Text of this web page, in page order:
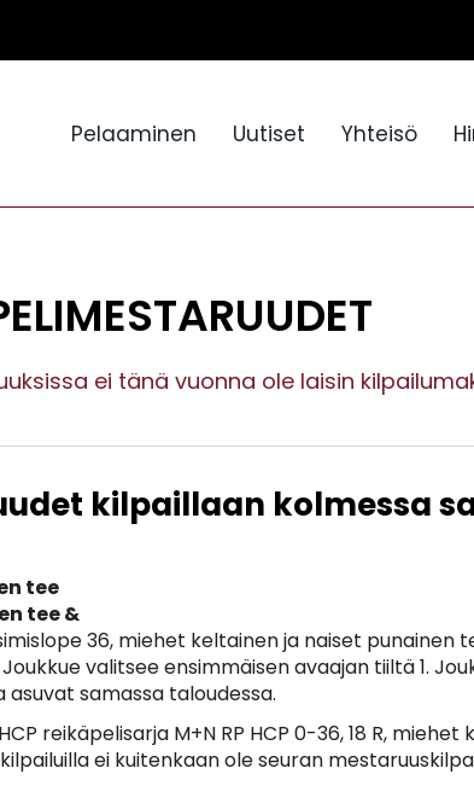
Pelaaminen Uutiset Yhteisö
ei tänä vuonna ole laisin
kilpaillaan kolmessa
tee
tee &
36, miehet keltainen ja naiset punainen
valitsee ensimmäisen avaajan tiiltä 1.
samassa taloudessa.
reikäpelisarja M+N RP HCP 0-36, 18 R,
ei kuitenkaan ole seuran